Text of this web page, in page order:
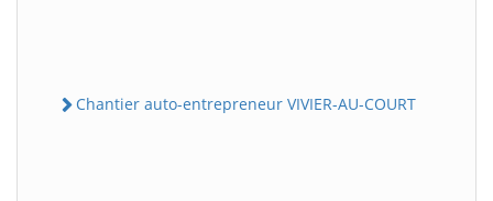
Chantier auto-entrepreneur VIVIER-AU-COURT